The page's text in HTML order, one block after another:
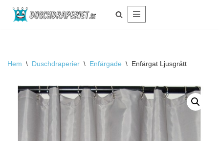
Hem \ Duschdraperier \ Enfärgade \ Enfärgat Ljusgrått